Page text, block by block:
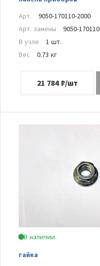
Арт.
9050-170110-2000
Арт. замены
9050-170110
В узле
1 шт.
Вес
0.73 кг
21 784 ₽/шт
В наличии
гайка